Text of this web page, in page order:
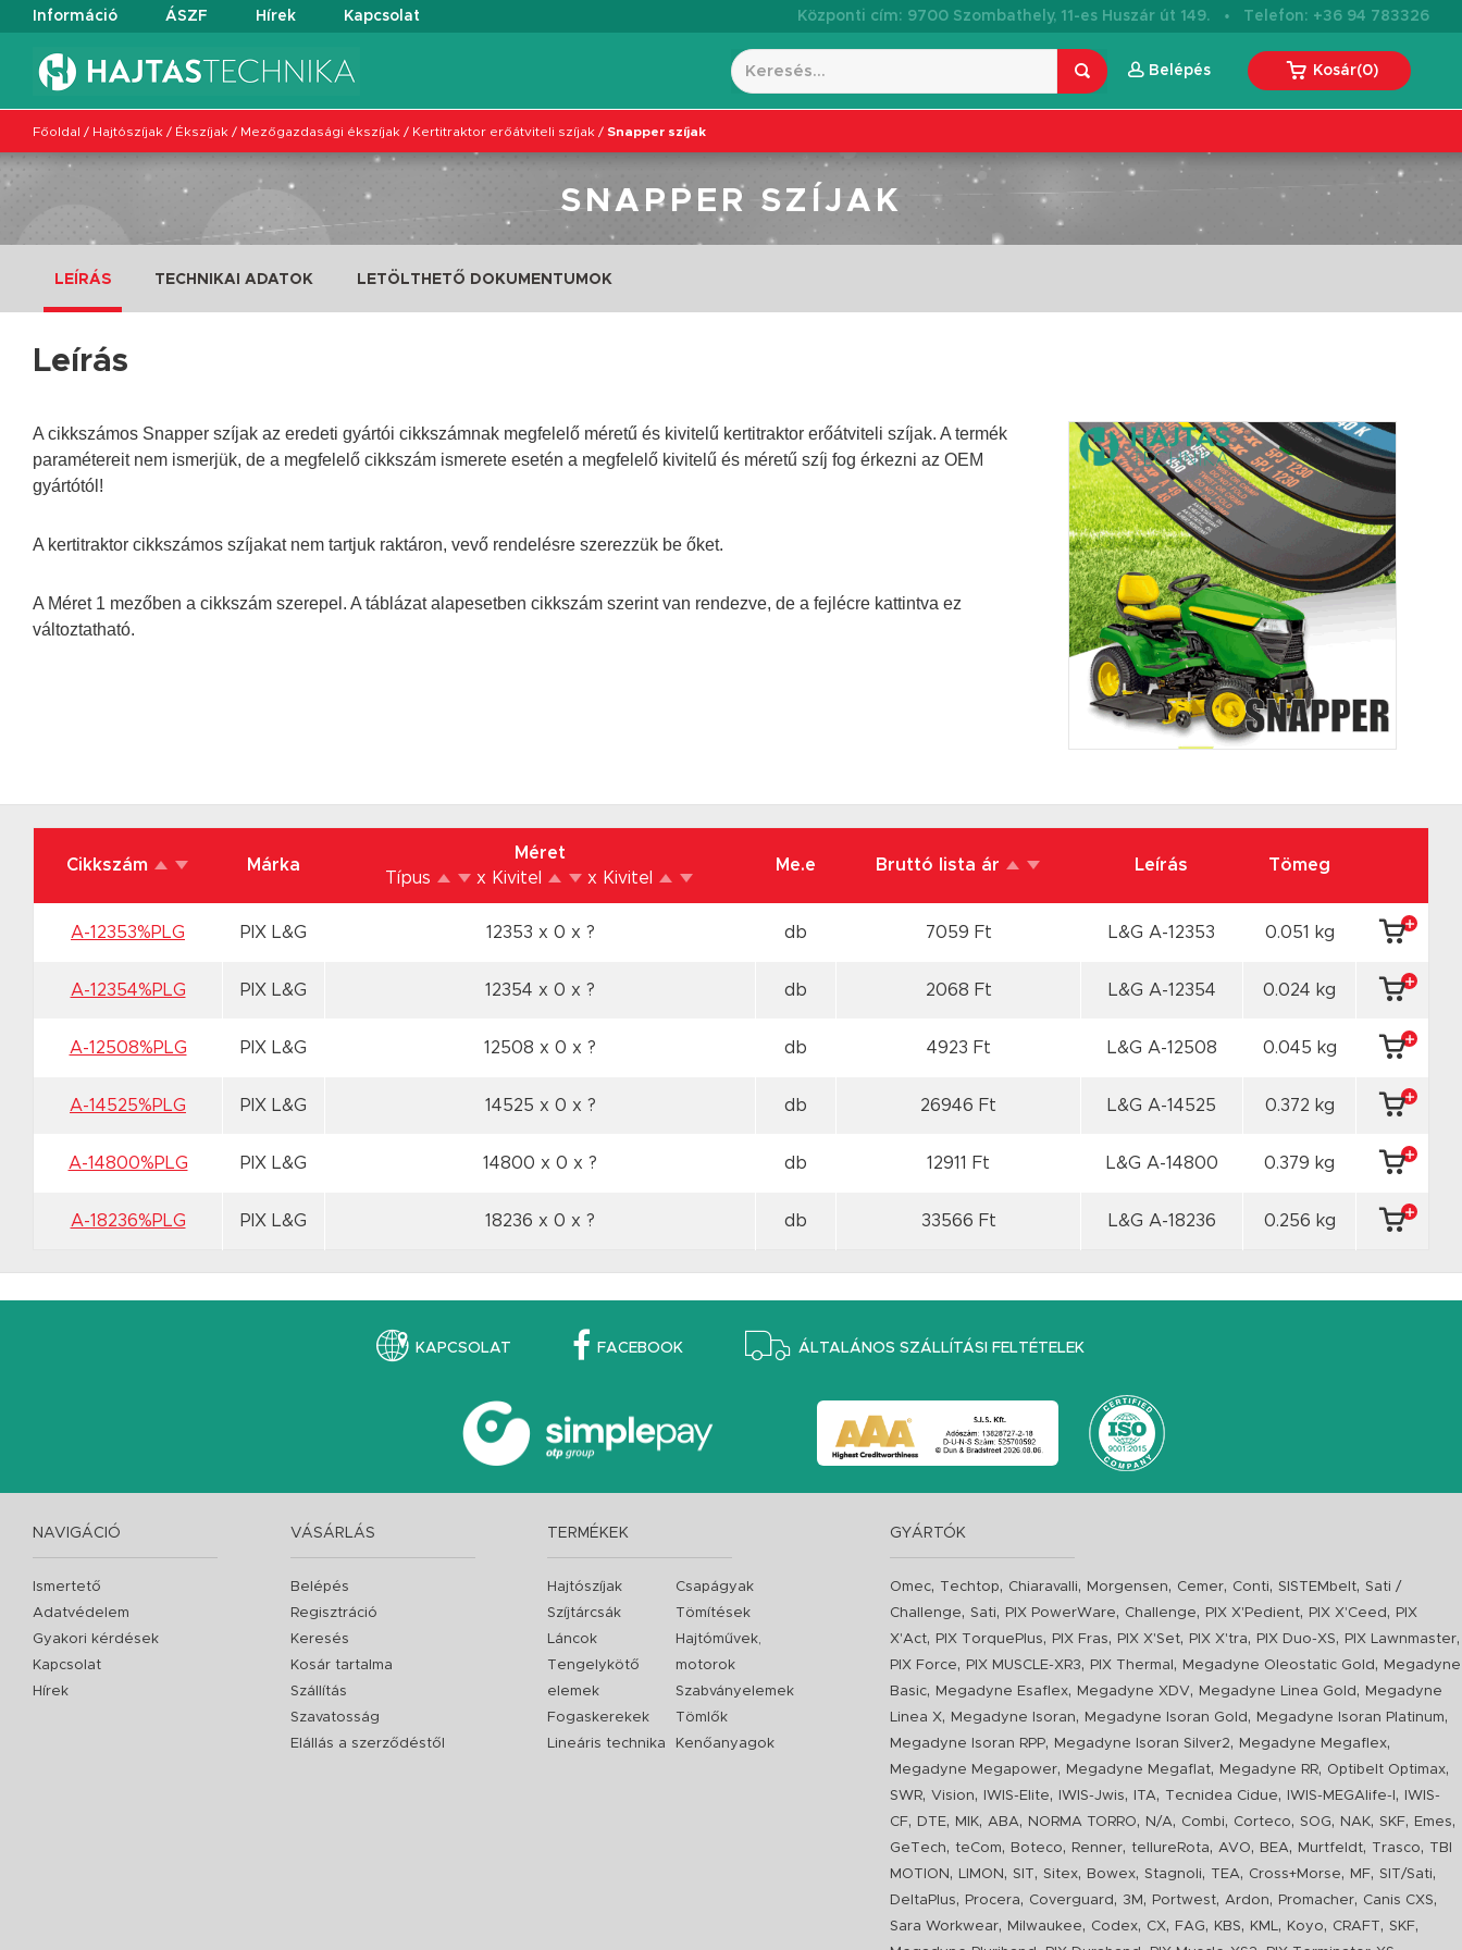
Információ ÁSZF Hírek Kapcsolat Központi cím: 9700 Szombathely, 11-es Huszár út 149. · Telefon: +36 94 783326
Belépés Kosár(0)
Főoldal / Hajtószíjak / Ékszíjak / Mezőgazdasági ékszíjak / Kertitraktor erőátviteli szíjak / Snapper szíjak
SNAPPER SZÍJAK
LEÍRÁS TECHNIKAI ADATOK LETÖLTHETŐ DOKUMENTUMOK
Leírás
A cikkszámos Snapper szíjak az eredeti gyártói cikkszámnak megfelelő méretű és kivitelű kertitraktor erőátviteli szíjak. A termék
paramétereit nem ismerjük, de a megfelelő cikkszám ismerete esetén a megfelelő kivitelű és méretű szíj fog érkezni az OEM
gyártótól!
A kertitraktor cikkszámos szíjakat nem tartjuk raktáron, vevő rendelésre szerezzük be őket.
A Méret 1 mezőben a cikkszám szerepel. A táblázat alapesetben cikkszám szerint van rendezve, de a fejlécre kattintva ez
változtatható.
Cikkszám Márka
Méret
Típus
x Kivitel x Kivitel
Me.e Bruttó lista ár Leírás Tömeg
A-12353%PLG PIX L&G 12353 x 0 x ? db 7059 Ft L&G A-12353 0.051 kg
A-12354%PLG PIX L&G 12354 x 0 x ? db 2068 Ft L&G A-12354 0.024 kg
A-12508%PLG PIX L&G 12508 x 0 x ? db 4923 Ft L&G A-12508 0.045 kg
A-14525%PLG PIX L&G 14525 x 0 x ? db 26946 Ft L&G A-14525 0.372 kg
A-14800%PLG PIX L&G 14800 x 0 x ? db 12911 Ft L&G A-14800 0.379 kg
A-18236%PLG PIX L&G 18236 x 0 x ? db 33566 Ft L&G A-18236 0.256 kg
KAPCSOLAT FACEBOOK ÁLTALÁNOS SZÁLLÍTÁSI FELTÉTELEK
NAVIGÁCIÓ
Ismertető
Adatvédelem
Gyakori kérdések
Kapcsolat
Hírek
VÁSÁRLÁS
Belépés
Regisztráció
Keresés
Kosár tartalma
Szállítás
Szavatosság
Elállás a szerződéstől
TERMÉKEK
Hajtószíjak
Szíjtárcsák
Láncok
Tengelykötő
elemek
Fogaskerekek
Lineáris technika
Csapágyak
Tömítések
Hajtóművek,
motorok
Szabványelemek
Tömlők
Kenőanyagok
GYÁRTÓK
Omec, Techtop, Chiaravalli, Morgensen, Cemer, Conti,SISTEMbelt,Sati /
Challenge,Sati, PIX PowerWare, Challenge, PIX X'Pedient, PIX X'Ceed ,
PIX
X'Act, PIX TorquePlus, PIX Fras, PIX X'Set, PIX X'tra, PIX Duo-XS, PIX Lawnmaster,
PIX Force, PIX MUSCLE-XR3, PIX Thermal , Megadyne Oleostatic Gold ,
Megadyne
Basic, Megadyne Esaflex, Megadyne XDV, Megadyne Linea Gold ,
Megadyne
Linea X, Megadyne Isoran, Megadyne Isoran Gold , Megadyne Isoran Platinum,
Megadyne Isoran RPP, Megadyne Isoran Silver2, Megadyne Megaflex,
Megadyne Megapower, Megadyne Megaflat, Megadyne RR, Optibelt Optimax,
SWR,Vision, IWIS-Elite, IWIS-Jwis, ITA, Tecnidea Cidue, IWIS-MEGAlife-I ,
IWIS-
CF, DTE, MIK, ABA, NORMA TORRO, N/A, Combi, Corteco,SOG, NAK,SKF, Emes,
GeTech, teCom, Boteco, Renner, tellureRota, AVO, BEA, Murtfeldt, Trasco, TBI
MOTION , LIMON ,SIT,Sitex, Bowex,Stagnoli, TEA, Cross+Morse, MF,SIT/Sati,
DeltaPlus, Procera, Coverguard , 3M , Portwest, Ardon, Promacher, Canis CXS,
Sara Workwear, Milwaukee, Codex, CX, FAG, KBS, KML, Koyo, CRAFT,SKF,